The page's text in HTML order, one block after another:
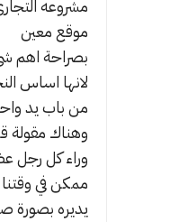
م
ل
أ
س
ا
س
ن
ج
ا
مشروعه
موقع معين
بصراحة اهم
لانها اساس
من باب يد
وهناك مقولة
وراء كل رجل
ممكن في
يديره بصورة